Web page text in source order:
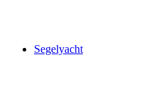
Segelyacht